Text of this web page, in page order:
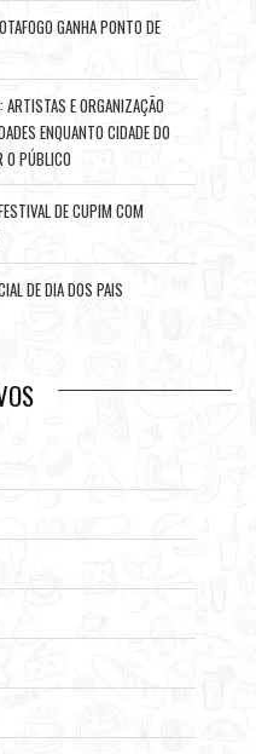
GANHA PONTO DE
ARTISTAS E ORGANIZAÇÃO
ENQUANTO CIDADE DO
O PÚBLICO
DE CUPIM COM
DE DIA DOS PAIS